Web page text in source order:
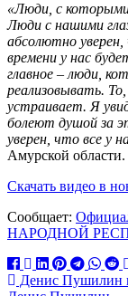
«Люди, с
Люди с нашими
абсолютно
времени у нас
главное – люди,
реализовывать.
устраивает. Я
болеют душой за
уверен, что все у
Амурской области.
Скачать видео в
Сообщает:
НАРОДНОЙ
Навигация
Денис Пушилин